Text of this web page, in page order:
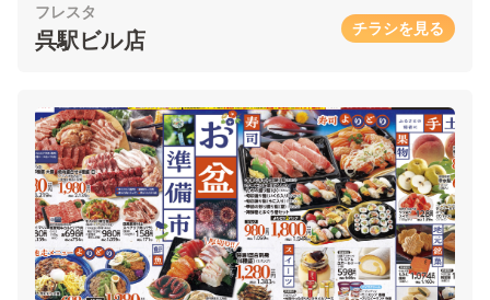
フレスタ
呉駅ビル店 チラシを見る